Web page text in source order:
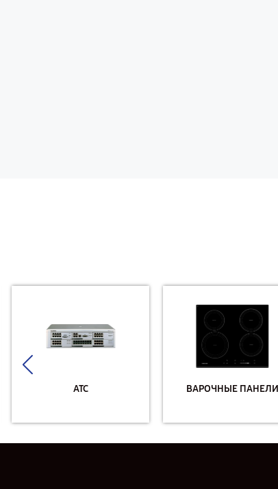
АТС ВАРОЧНЫЕ ПАНЕЛИ